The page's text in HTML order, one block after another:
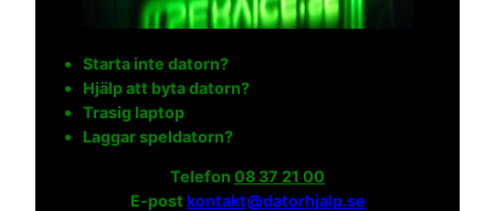
Starta inte datorn?
Hjälp att byta datorn?
Trasig laptop
Laggar speldatorn?
Telefon 08 37 21 00
E-post kontakt@datorhjalp.se